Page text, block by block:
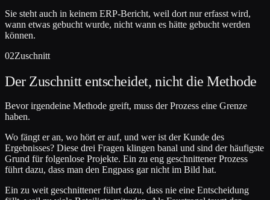
Sie steht auch in keinem ERP-Bericht, weil dort nur erfasst wird,
wann etwas gebucht wurde, nicht wann es hätte gebucht werden
können.
02Zuschnitt
Der Zuschnitt entscheidet, nicht die Methode
Bevor irgendeine Methode greift, muss der Prozess eine Grenze
haben.
Wo fängt er an, wo hört er auf, und wer ist der Kunde des
Ergebnisses? Diese drei Fragen klingen banal und sind der häufigste
Grund für folgenlose Projekte. Ein zu eng geschnittener Prozess
führt dazu, dass man den Engpass gar nicht im Bild hat.
Ein zu weit geschnittener führt dazu, dass nie eine Entscheidung